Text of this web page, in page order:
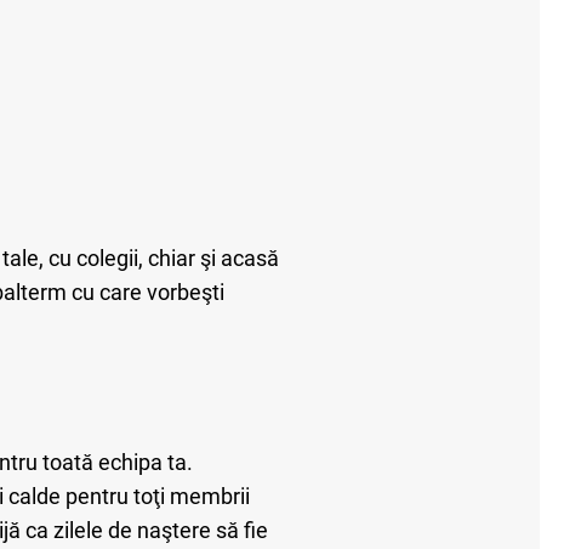
cu colegii, chiar şi acasă
cu care vorbeşti
toată echipa ta.
calde pentru toţi membrii
ca zilele de naştere să fie